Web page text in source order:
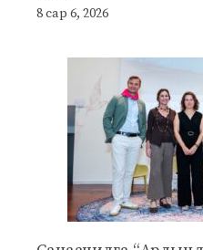
8 сар 6, 2026